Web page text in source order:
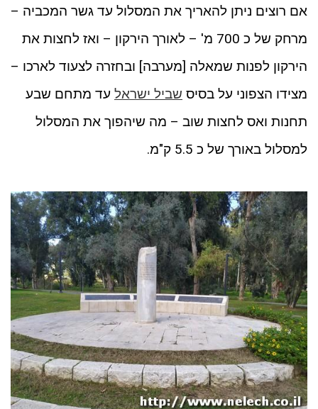
אם רוצים ניתן להאריך את המסלול עד גשר המכביה –
מרחק של כ 700 מ' – לאורך הירקון – ואז לחצות את
הירקון לפנות שמאלה [מערבה] ובחזרה לצעוד לארכו –
מצידו הצפוני על בסיס שביל ישראל עד מתחם שבע
תחנות ואס לחצות שוב – מה שיהפוך את המסלול
למסלול באורך של כ 5.5 ק"מ.